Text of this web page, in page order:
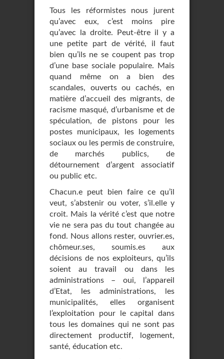
Tous les réformistes nous jurent
qu’avec eux, c’est moins pire
qu’avec la droite. Peut-être il y a
une petite part de vérité, il faut
bien qu’ils ne se coupent pas trop
d’une base sociale populaire. Mais
quand même on a bien des
scandales, ouverts ou cachés, en
matière d’accueil des migrants, de
racisme masqué, d’urbanisme et de
spéculation, de pistons pour les
postes municipaux, les logements
sociaux ou les permis de construire,
de marchés publics, de
détournement d’argent associatif
ou public etc.
Chacun.e peut bien faire ce qu’il
veut, s’abstenir ou voter, s’il.elle y
croit. Mais la vérité c’est que notre
vie ne sera pas du tout changée au
fond. Nous allons rester, ouvrier.es,
chômeur.ses, soumis.es aux
décisions de nos exploiteurs, qu’ils
soient au travail ou dans les
administrations – oui, l’appareil
d’Etat, les administrations, les
municipalités, elles organisent
l’exploitation pour le capital dans
tous les domaines qui ne sont pas
directement productif, logement,
santé, éducation etc.